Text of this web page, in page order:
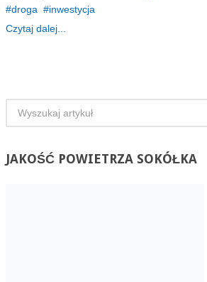
droga
inwestycja
Czytaj dalej...
JAKOŚĆPOWIETRZA SOKÓŁKA